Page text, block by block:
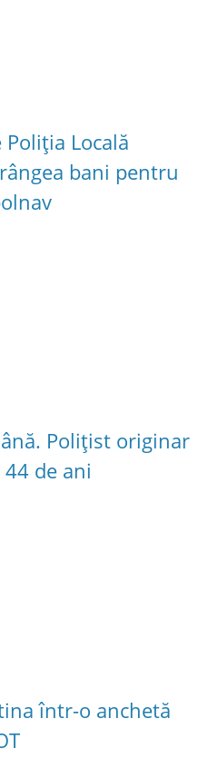
Locală
bani pentru
Polițist originar
de ani
într-o anchetă